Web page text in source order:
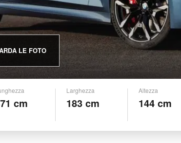
LE FOTO
cm
Larghezza
183 cm
Altezza
144 cm